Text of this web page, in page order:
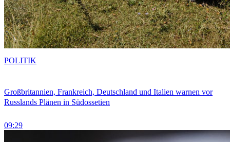
Großbritannien, Frankreich, Deutschland und Italien warnen vor
Russlands Plänen in Südossetien
09:29
POLITIK